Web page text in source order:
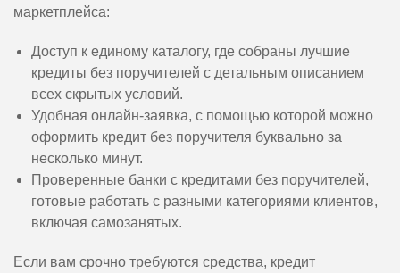
маркетплейса:
Доступ к единому каталогу, где собраны лучшие
кредиты без поручителей с детальным описанием
всех скрытых условий.
Удобная онлайн-заявка, с помощью которой можно
оформить кредит без поручителя буквально за
несколько минут.
Проверенные банки с кредитами без поручителей,
готовые работать с разными категориями клиентов,
включая самозанятых.
Если вам срочно требуются средства, кредит